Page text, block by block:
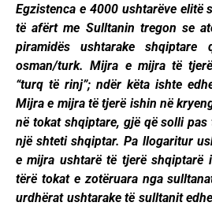
Egzistenca e 4000 ushtarëve elitë
të afërt me Sulltanin tregon se
piramidës ushtarake
osman/turk. Mijra e mijra të
“turq të rinj”; ndër këta ishte
Mijra e mijra të tjerë ishin në
në tokat shqiptare, gjë që solli
një shteti shqiptar. Pa llogaritur
e mijra ushtarë të tjerë shqiptarë
tërë tokat e zotëruara nga
urdhërat ushtarake të sulltanit